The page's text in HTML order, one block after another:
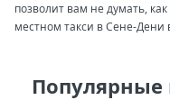
позволит вам не думать,
местном такси в Сене-Дени